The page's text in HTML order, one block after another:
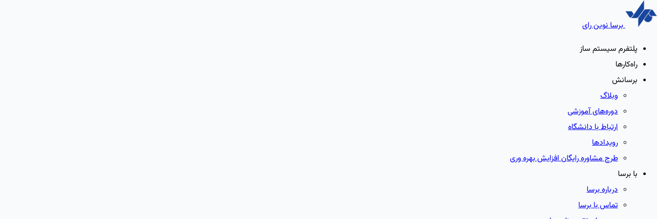
برسا نوین رای
پلتفرم سیستم ساز
راه‌کارها
برسانش
وبلاگ
دوره‌های آموزشی
ارتباط با دانشگاه
رویدادها
طرح مشاوره رایگان افزایش بهره وری
با برسا
درباره برسا
تماس با برسا